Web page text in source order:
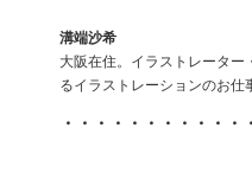
溝端沙希
大阪在住。イラストレータ
るイラストレーションのお
・・・・・・・・・・・